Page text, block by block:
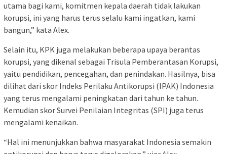
utama bagi kami, komitmen kepala daerah tidak lakukan
korupsi, ini yang harus terus selalu kami ingatkan, kami
bangun,” kata Alex.
Selain itu, KPK juga melakukan beberapa upaya berantas
korupsi, yang dikenal sebagai Trisula Pemberantasan Korupsi,
yaitu pendidikan, pencegahan, dan penindakan. Hasilnya, bisa
dilihat dari skor Indeks Perilaku Antikorupsi (IPAK) Indonesia
yang terus mengalami peningkatan dari tahun ke tahun.
Kemudian skor Survei Penilaian Integritas (SPI) juga terus
mengalami kenaikan.
“Hal ini menunjukkan bahwa masyarakat Indonesia semakin